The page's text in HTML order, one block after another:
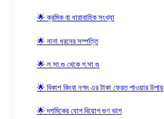
🌟 ক্রমিক বা ধারাবাহিক সংখ্যা
🌟 নানা ধরনের সম্পত্তি
🌟 ল.সা.গু থেকে গ.সা.গু
🌟 বিকাশ কিংবা নগদ এর টাকা ফেরত পাওয়ার উপায়
🌟 দশমিকের যোগ বিয়োগ গুণ ভাগ